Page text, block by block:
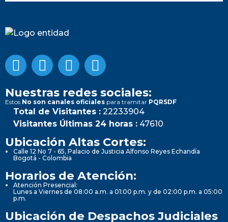
Nuestras redes sociales:
Estos No son canales oficiales para tramitar PQRSDF
Total de Visitantes : 22233904
Visitantes Últimas 24 horas : 47610
Ubicación Altas Cortes:
Calle 12 No 7 - 65, Palacio de Justicia Alfonso Reyes Echandía
Bogotá - Colombia
Horarios de Atención:
Atención Presencial:
Lunes a Viernes de 08:00 a.m. a 01:00 p.m. y de 02:00 p.m. a 05:00
p.m.
Ubicación de Despachos Judiciales